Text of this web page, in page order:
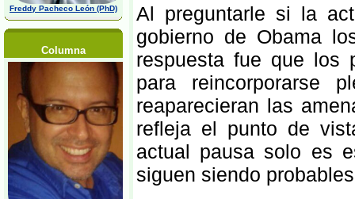
Freddy Pacheco León (PhD)
Columna
Al preguntarle si la
gobierno de Obama
respuesta fue que los
para reincorporarse
reaparecieran las
refleja el punto de
actual pausa solo es
siguen siendo